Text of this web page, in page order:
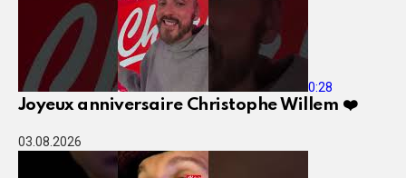
0:28
Joyeux anniversaire Christophe Willem ❤️
03.08.2026